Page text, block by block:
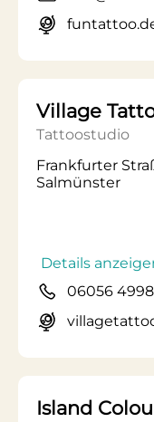
Village
Tattoostudio
Frankfurter
Salmünster
Details
06056
Island